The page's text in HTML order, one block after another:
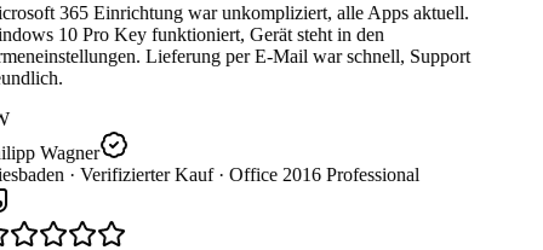
365 Einrichtung war unkompliziert, alle Apps aktuell.
10 Pro Key funktioniert, Gerät steht in den
Lieferung per E-Mail war schnell, Support
Wagner
· Verifizierter Kauf · Office 2016 Professional